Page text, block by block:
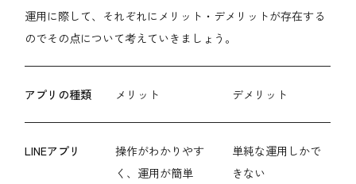
運用に際して、それぞれにメリット・デメリットが存在する
のでその点について考えていきましょう。
アプリの種類 メリット デメリット
LINEアプリ
操作がわかりやす
く、運用が簡単
単純な運用しかで
きない